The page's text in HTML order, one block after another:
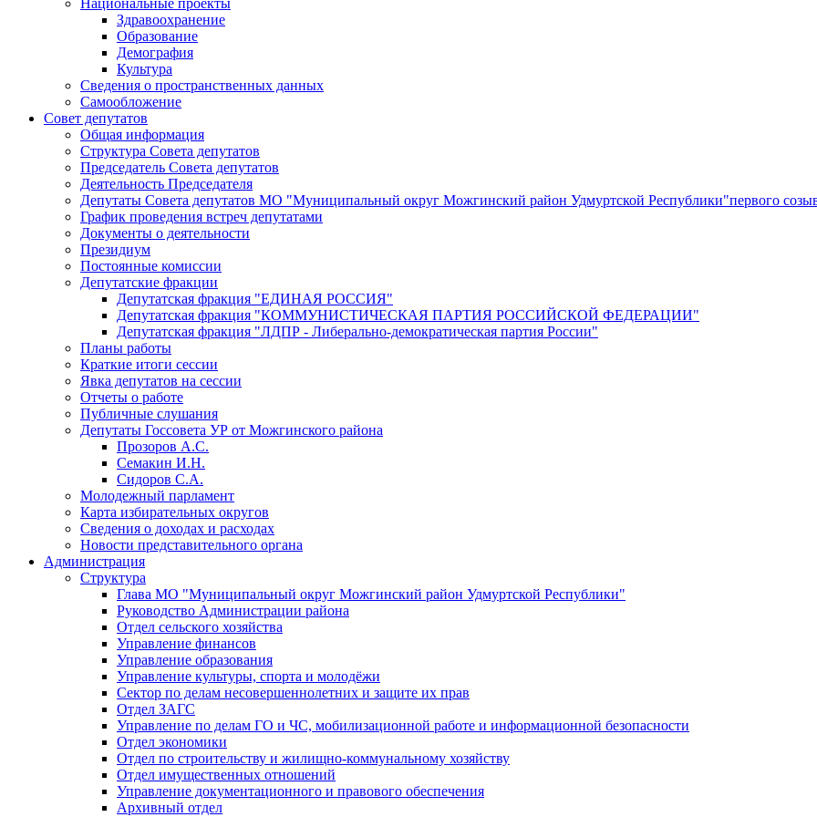
Здравоохранение
Образование
Демография
Культура
Сведения о пространственных данных
Самообложение
Совет депутатов
Общая информация
Структура Совета депутатов
Председатель Совета депутатов
Деятельность Председателя
Депутаты Совета депутатов МО "Муниципальный округ Можгинский район Удмуртской Республики"первого
График проведения встреч депутатами
Документы о деятельности
Президиум
Постоянные комиссии
Депутатские фракции
Депутатская фракция "ЕДИНАЯ РОССИЯ"
Депутатская фракция "КОММУНИСТИЧЕСКАЯ ПАРТИЯ РОССИЙСКОЙ ФЕДЕРАЦИИ"
Депутатская фракция "ЛДПР - Либерально-демократическая партия России"
Планы работы
Краткие итоги сессии
Явка депутатов на сессии
Отчеты о работе
Публичные слушания
Депутаты Госсовета УР от Можгинского района
Прозоров А.С.
Семакин И.Н.
Сидоров С.А.
Молодежный парламент
Карта избирательных округов
Сведения о доходах и расходах
Новости представительного органа
Администрация
Структура
Глава МО "Муниципальный округ Можгинский район Удмуртской Республики"
Руководство Администрации района
Отдел сельского хозяйства
Управление финансов
Управление образования
Управление культуры, спорта и молодёжи
Сектор по делам несовершеннолетних и защите их прав
Отдел ЗАГС
Управление по делам ГО и ЧС, мобилизационной работе и информационной безопасности
Отдел экономики
Отдел по строительству и жилищно-коммунальному хозяйству
Отдел имущественных отношений
Управление документационного и правового обеспечения
Архивный отдел